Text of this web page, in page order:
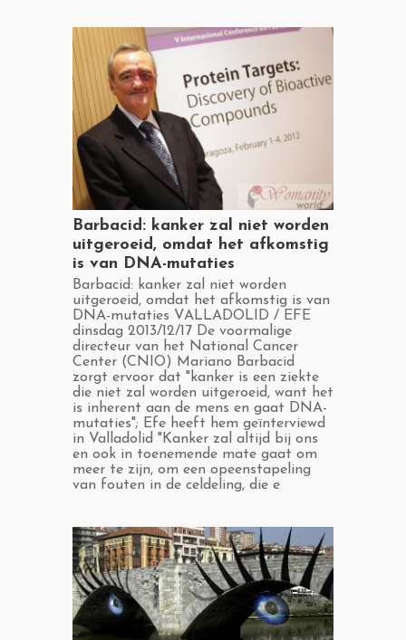
​Barbacid: kanker zal niet worden
uitgeroeid, omdat het afkomstig
is van DNA-mutaties
​Barbacid: kanker zal niet worden
uitgeroeid, omdat het afkomstig is van
DNA-mutaties VALLADOLID / EFE
dinsdag 2013/12/17 De voormalige
directeur van het National Cancer
Center (CNIO) Mariano Barbacid
zorgt ervoor dat "kanker is een ziekte
die niet zal worden uitgeroeid, want het
is inherent aan de mens en gaat DNA-
mutaties"; Efe heeft hem geïnterviewd
in Valladolid "Kanker zal altijd bij ons
en ook in toenemende mate gaat om
meer te zijn, om een ​​opeenstapeling
van fouten in de celdeling, die e